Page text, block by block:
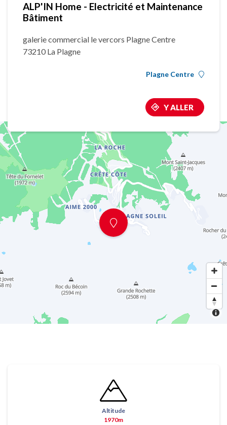
ALP'IN Home - Electricité et Maintenance
Bâtiment
galerie commercial le vercors Plagne Centre
73210 La Plagne
Plagne Centre
Y ALLER
Altitude
1970m